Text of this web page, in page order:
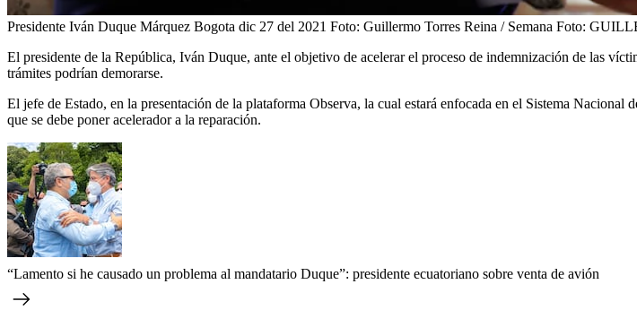
Presidente Iván Duque Márquez Bogota dic 27 del 2021 Foto: Guillermo Torres Reina / Semana Foto:
El presidente de la República, Iván Duque, ante el objetivo de acelerar el proceso de indemnización de las
trámites podrían demorarse.
El jefe de Estado, en la presentación de la plataforma Observa, la cual estará enfocada en el Sistema
que se debe poner acelerador a la reparación.
“Lamento si he causado un problema al mandatario Duque”: presidente ecuatoriano sobre venta de avión